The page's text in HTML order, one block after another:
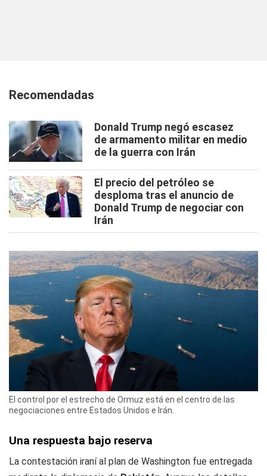
Recomendadas
Donald Trump negó escasez
de armamento militar en medio
de la guerra con Irán
El precio del petróleo se
desploma tras el anuncio de
Donald Trump de negociar con
Irán
El control por el estrecho de Ormuz está en el centro de las
negociaciones entre Estados Unidos e Irán.
Una respuesta bajo reserva
La contestación iraní al plan de Washington fue entregada